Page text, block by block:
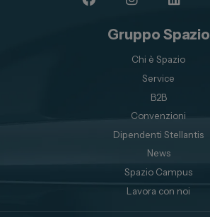
Gruppo Spazio
Chi è Spazio
Service
B2B
Convenzioni
Dipendenti Stellantis
News
Spazio Campus
Lavora con noi